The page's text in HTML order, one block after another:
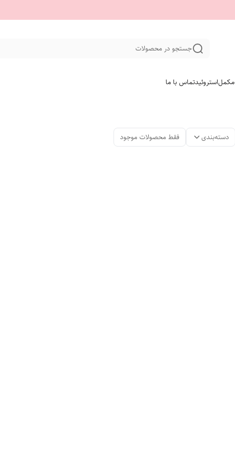
جستجو در محصولات
مکملاستروئیدتماس با ما
دسته‌بندی فقط محصولات موجود